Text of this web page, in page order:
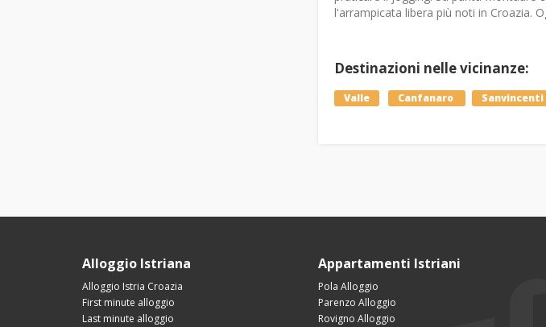
l'arrampicata libera più noti in Croazia.
Destinazioni nelle vicinanze:
Valle Canfanaro Sanvincenti
Alloggio Istriana
Alloggio Istria Croazia
First minute alloggio
Last minute alloggio
Appartamenti Istriani
Pola Alloggio
Parenzo Alloggio
Rovigno Alloggio